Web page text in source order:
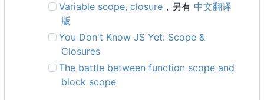
Variable scope, closure ，另有 中文翻译
版
You Don't Know JS Yet: Scope &
Closures
The battle between function scope and
block scope